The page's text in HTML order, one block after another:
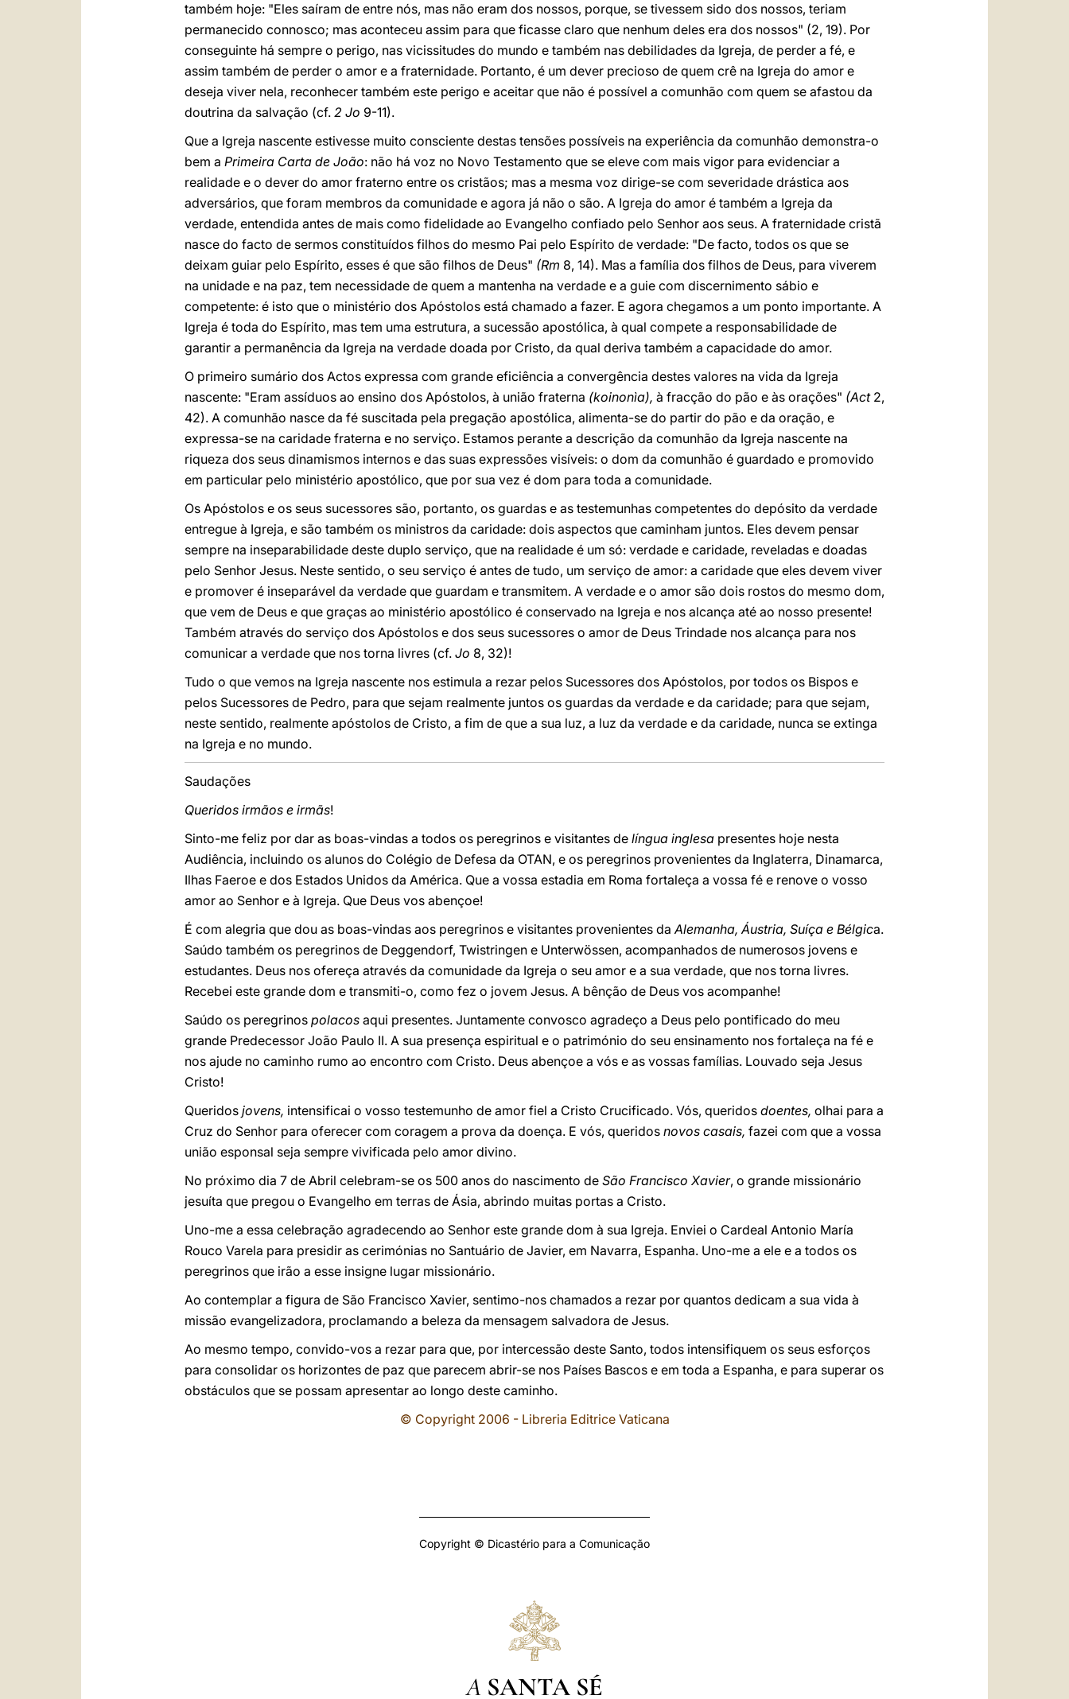
também hoje: "Eles saíram de entre nós, mas não eram dos nossos, porque, se tivessem sido dos nossos, teriam
permanecido connosco; mas aconteceu assim para que ficasse claro que nenhum deles era dos nossos" (2, 19). Por
conseguinte há sempre o perigo, nas vicissitudes do mundo e também nas debilidades da Igreja, de perder a fé, e
assim também de perder o amor e a fraternidade. Portanto, é um dever precioso de quem crê na Igreja do amor e
deseja viver nela, reconhecer também este perigo e aceitar que não é possível a comunhão com quem se afastou da
doutrina da salvação (cf. 2 Jo 9-11).
Que a Igreja nascente estivesse muito consciente destas tensões possíveis na experiência da comunhão demonstra-o
bem a Primeira Carta de João: não há voz no Novo Testamento que se eleve com mais vigor para evidenciar a
realidade e o dever do amor fraterno entre os cristãos; mas a mesma voz dirige-se com severidade drástica aos
adversários, que foram membros da comunidade e agora já não o são. A Igreja do amor é também a Igreja da
verdade, entendida antes de mais como fidelidade ao Evangelho confiado pelo Senhor aos seus. A fraternidade cristã
nasce do facto de sermos constituídos filhos do mesmo Pai pelo Espírito de verdade: "De facto, todos os que se
deixam guiar pelo Espírito, esses é que são filhos de Deus" (Rm 8, 14). Mas a família dos filhos de Deus, para viverem
na unidade e na paz, tem necessidade de quem a mantenha na verdade e a guie com discernimento sábio e
competente: é isto que o ministério dos Apóstolos está chamado a fazer. E agora chegamos a um ponto importante. A
Igreja é toda do Espírito, mas tem uma estrutura, a sucessão apostólica, à qual compete a responsabilidade de
garantir a permanência da Igreja na verdade doada por Cristo, da qual deriva também a capacidade do amor.
O primeiro sumário dos Actos expressa com grande eficiência a convergência destes valores na vida da Igreja
nascente: "Eram assíduos ao ensino dos Apóstolos, à união fraterna (koinonìa), à fracção do pão e às orações" (Act2,
42). A comunhão nasce da fé suscitada pela pregação apostólica, alimenta-se do partir do pão e da oração, e
expressa-se na caridade fraterna e no serviço. Estamos perante a descrição da comunhão da Igreja nascente na
riqueza dos seus dinamismos internos e das suas expressões visíveis: o dom da comunhão é guardado e promovido
em particular pelo ministério apostólico, que por sua vez é dom para toda a comunidade.
Os Apóstolos e os seus sucessores são, portanto, os guardas e as testemunhas competentes do depósito da verdade
entregue à Igreja, e são também os ministros da caridade: dois aspectos que caminham juntos. Eles devem pensar
sempre na inseparabilidade deste duplo serviço, que na realidade é um só: verdade e caridade, reveladas e doadas
pelo Senhor Jesus. Neste sentido, o seu serviço é antes de tudo, um serviço de amor: a caridade que eles devem viver
e promover é inseparável da verdade que guardam e transmitem. A verdade e o amor são dois rostos do mesmo dom,
que vem de Deus e que graças ao ministério apostólico é conservado na Igreja e nos alcança até ao nosso presente!
Também através do serviço dos Apóstolos e dos seus sucessores o amor de Deus Trindade nos alcança para nos
comunicar a verdade que nos torna livres (cf. Jo 8, 32)!
Tudo o que vemos na Igreja nascente nos estimula a rezar pelos Sucessores dos Apóstolos, por todos os Bispos e
pelos Sucessores de Pedro, para que sejam realmente juntos os guardas da verdade e da caridade; para que sejam,
neste sentido, realmente apóstolos de Cristo, a fim de que a sua luz, a luz da verdade e da caridade, nunca se extinga
na Igreja e no mundo.
Saudações
Queridos irmãos e irmãs!
Sinto-me feliz por dar as boas-vindas a todos os peregrinos e visitantes de língua inglesa presentes hoje nesta
Audiência, incluindo os alunos do Colégio de Defesa da OTAN, e os peregrinos provenientes da Inglaterra, Dinamarca,
Ilhas Faeroe e dos Estados Unidos da América. Que a vossa estadia em Roma fortaleça a vossa fé e renove o vosso
amor ao Senhor e à Igreja. Que Deus vos abençoe!
É com alegria que dou as boas-vindas aos peregrinos e visitantes provenientes daAlemanha, Áustria, Suíça e Bélgica.
Saúdo também os peregrinos de Deggendorf, Twistringen e Unterwössen, acompanhados de numerosos jovens e
estudantes. Deus nos ofereça através da comunidade da Igreja o seu amor e a sua verdade, que nos torna livres.
Recebei este grande dom e transmiti-o, como fez o jovem Jesus. A bênção de Deus vos acompanhe!
Saúdo os peregrinos polacos aqui presentes. Juntamente convosco agradeço a Deus pelo pontificado do meu
grande Predecessor João Paulo II. A sua presença espiritual e o património do seu ensinamento nos fortaleça na fé e
nos ajude no caminho rumo ao encontro com Cristo. Deus abençoe a vós e as vossas famílias. Louvado seja Jesus
Cristo!
Queridos jovens, intensificai o vosso testemunho de amor fiel a Cristo Crucificado. Vós, queridos doentes, olhai para a
Cruz do Senhor para oferecer com coragem a prova da doença. E vós, queridos novos casais, fazei com que a vossa
união esponsal seja sempre vivificada pelo amor divino.
No próximo dia 7 de Abril celebram-se os 500 anos do nascimento de São Francisco Xavier, o grande missionário
jesuíta que pregou o Evangelho em terras de Ásia, abrindo muitas portas a Cristo.
Uno-me a essa celebração agradecendo ao Senhor este grande dom à sua Igreja. Enviei o Cardeal Antonio María
Rouco Varela para presidir as cerimónias no Santuário de Javier, em Navarra, Espanha. Uno-me a ele e a todos os
peregrinos que irão a esse insigne lugar missionário.
Ao contemplar a figura de São Francisco Xavier, sentimo-nos chamados a rezar por quantos dedicam a sua vida à
missão evangelizadora, proclamando a beleza da mensagem salvadora de Jesus.
Ao mesmo tempo, convido-vos a rezar para que, por intercessão deste Santo, todos intensifiquem os seus esforços
para consolidar os horizontes de paz que parecem abrir-se nos Países Bascos e em toda a Espanha, e para superar os
obstáculos que se possam apresentar ao longo deste caminho.
© Copyright 2006 - Libreria Editrice Vaticana
Copyright © Dicastério para a Comunicação
A SANTA SÉ